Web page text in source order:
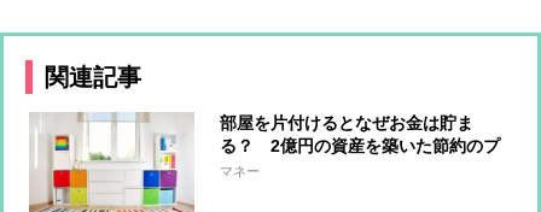
関連記事
部屋を片付けるとなぜお金は貯ま
る？ 2億円の資産を築いた節約のプ
ロが語る理由
マネー